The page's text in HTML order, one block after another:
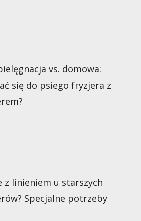
vs. domowa:
się do psiego fryzjera z
z linieniem u starszych
Specjalne potrzeby